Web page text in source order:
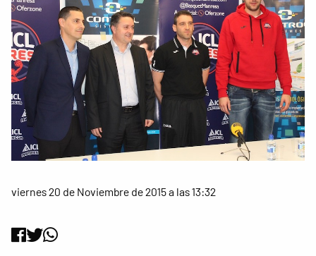
viernes 20 de Noviembre de 2015 a las 13:32